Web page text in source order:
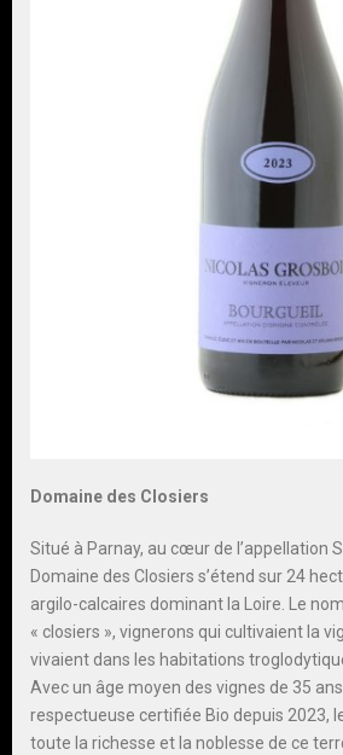
Domaine des Closiers
Situé à Parnay, au cœur de l’appellation
Domaine des Closiers s’étend sur 24
argilo-calcaires dominant la Loire. Le
« closiers », vignerons qui cultivaient la
vivaient dans les habitations
Avec un âge moyen des vignes de 35
respectueuse certifiée Bio depuis 2023,
toute la richesse et la noblesse de ce